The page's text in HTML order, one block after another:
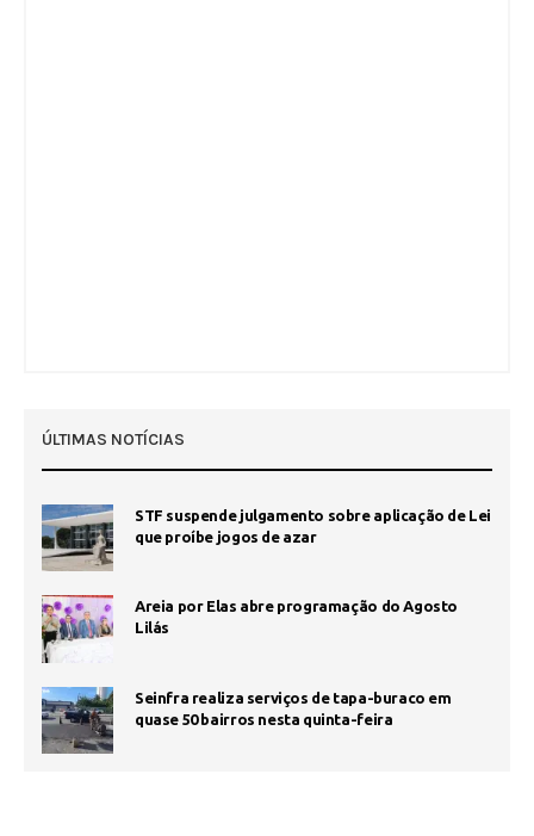
ÚLTIMAS NOTÍCIAS
STF suspende julgamento sobre aplicação de Lei
que proíbe jogos de azar
Areia por Elas abre programação do Agosto
Lilás
Seinfra realiza serviços de tapa-buraco em
quase 50 bairros nesta quinta-feira